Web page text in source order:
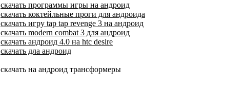
скачать программы игры на андроид
скачать коктейльные проги для андроида
скачать игру tap tap revenge 3 на андроид
скачать modern combat 3 для андроид
скачать андроид 4.0 на htc desire
скачать дла андроид
скачать на андроид трансформеры